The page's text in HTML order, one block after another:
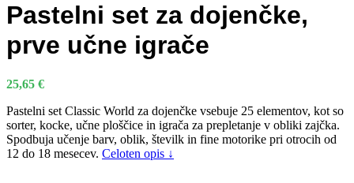
Pastelni set za dojenčke,
prve učne igrače
25,65 €
Pastelni set Classic World za dojenčke vsebuje 25 elementov, kot so
sorter, kocke, učne ploščice in igrača za prepletanje v obliki zajčka.
Spodbuja učenje barv, oblik, številk in fine motorike pri otrocih od
12 do 18 mesecev. Celoten opis ↓